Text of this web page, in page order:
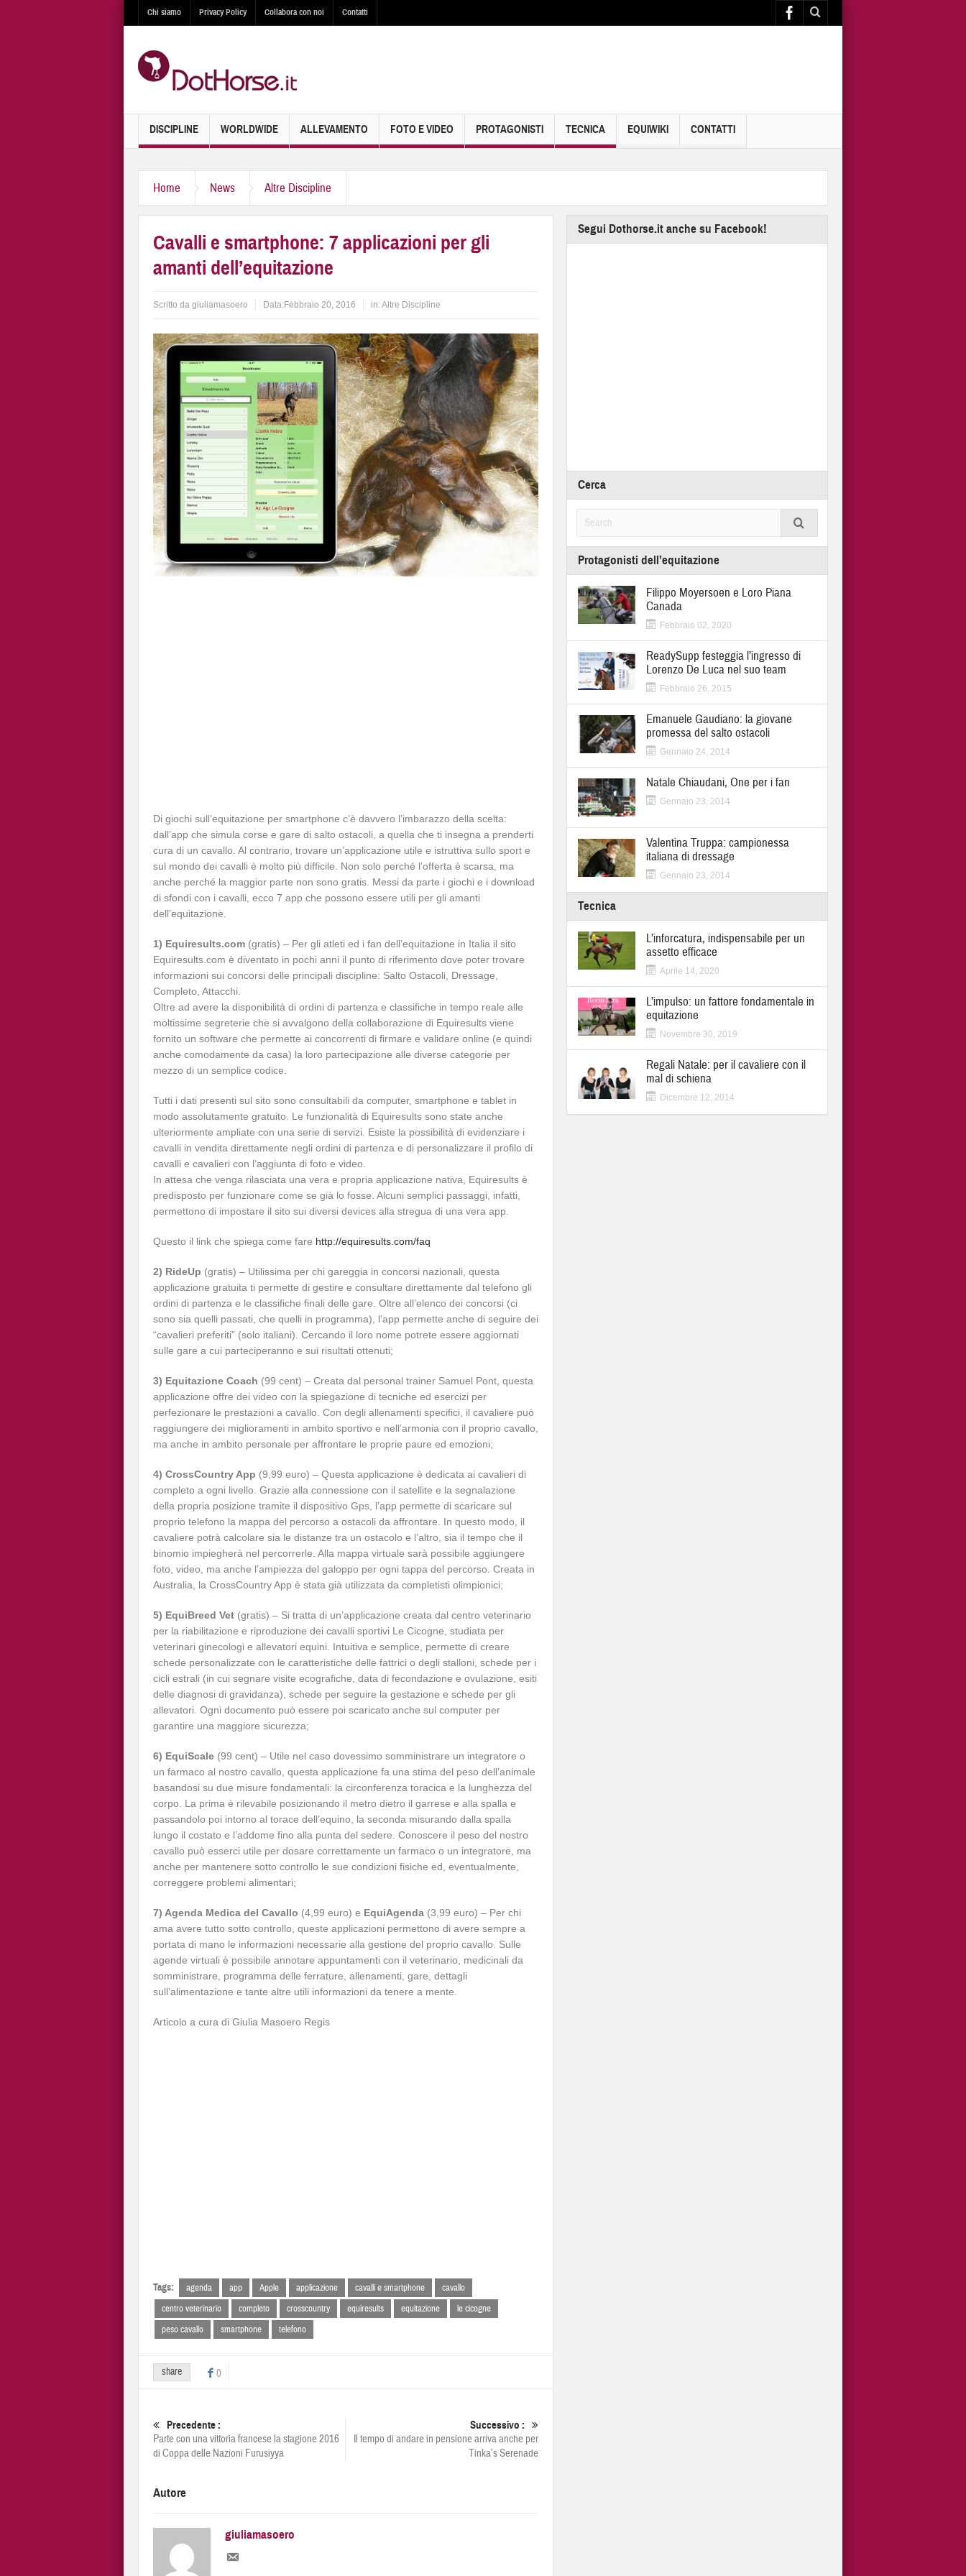
Chi siamo Privacy Policy Collabora con noi Contatti
DISCIPLINE WORLDWIDE ALLEVAMENTO FOTO E VIDEO PROTAGONISTI TECNICA EQUIWIKI CONTATTI
Home News Altre Discipline
Cavalli e smartphone: 7 applicazioni per gli
amanti dell’equitazione
Scritto da giuliamasoero Data:Febbraio 20, 2016 in:Altre Discipline
Di giochi sull’equitazione per smartphone c’è davvero l’imbarazzo della scelta:
dall’app che simula corse e gare di salto ostacoli, a quella che ti insegna a prenderti
cura di un cavallo. Al contrario, trovare un’applicazione utile e istruttiva sullo sport e
sul mondo dei cavalli è molto più difficile. Non solo perché l’offerta è scarsa, ma
anche perché la maggior parte non sono gratis. Messi da parte i giochi e i download
di sfondi con i cavalli, ecco 7 app che possono essere utili per gli amanti
dell’equitazione.
1) Equiresults.com (gratis) – Per gli atleti ed i fan dell’equitazione in Italia il sito
Equiresults.com è diventato in pochi anni il punto di riferimento dove poter trovare
informazioni sui concorsi delle principali discipline: Salto Ostacoli, Dressage,
Completo, Attacchi.
Oltre ad avere la disponibilità di ordini di partenza e classifiche in tempo reale alle
moltissime segreterie che si avvalgono della collaborazione di Equiresults viene
fornito un software che permette ai concorrenti di firmare e validare online (e quindi
anche comodamente da casa) la loro partecipazione alle diverse categorie per
mezzo di un semplice codice.
Tutti i dati presenti sul sito sono consultabili da computer, smartphone e tablet in
modo assolutamente gratuito. Le funzionalità di Equiresults sono state anche
ulteriormente ampliate con una serie di servizi. Esiste la possibilità di evidenziare i
cavalli in vendita direttamente negli ordini di partenza e di personalizzare il profilo di
cavalli e cavalieri con l’aggiunta di foto e video.
In attesa che venga rilasciata una vera e propria applicazione nativa, Equiresults è
predisposto per funzionare come se già lo fosse. Alcuni semplici passaggi, infatti,
permettono di impostare il sito sui diversi devices alla stregua di una vera app.
Questo il link che spiega come fare http://equiresults.com/faq
2) RideUp (gratis) – Utilissima per chi gareggia in concorsi nazionali, questa
applicazione gratuita ti permette di gestire e consultare direttamente dal telefono gli
ordini di partenza e le classifiche finali delle gare. Oltre all’elenco dei concorsi (ci
sono sia quelli passati, che quelli in programma), l’app permette anche di seguire dei
“cavalieri preferiti” (solo italiani). Cercando il loro nome potrete essere aggiornati
sulle gare a cui parteciperanno e sui risultati ottenuti;
3) Equitazione Coach (99 cent) – Creata dal personal trainer Samuel Pont, questa
applicazione offre dei video con la spiegazione di tecniche ed esercizi per
perfezionare le prestazioni a cavallo. Con degli allenamenti specifici, il cavaliere può
raggiungere dei miglioramenti in ambito sportivo e nell’armonia con il proprio cavallo,
ma anche in ambito personale per affrontare le proprie paure ed emozioni;
4) CrossCountry App (9,99 euro) – Questa applicazione è dedicata ai cavalieri di
completo a ogni livello. Grazie alla connessione con il satellite e la segnalazione
della propria posizione tramite il dispositivo Gps, l’app permette di scaricare sul
proprio telefono la mappa del percorso a ostacoli da affrontare. In questo modo, il
cavaliere potrà calcolare sia le distanze tra un ostacolo e l’altro, sia il tempo che il
binomio impiegherà nel percorrerle. Alla mappa virtuale sarà possibile aggiungere
foto, video, ma anche l’ampiezza del galoppo per ogni tappa del percorso. Creata in
Australia, la CrossCountry App è stata già utilizzata da completisti olimpionici;
5) EquiBreed Vet (gratis) – Si tratta di un’applicazione creata dal centro veterinario
per la riabilitazione e riproduzione dei cavalli sportivi Le Cicogne, studiata per
veterinari ginecologi e allevatori equini. Intuitiva e semplice, permette di creare
schede personalizzate con le caratteristiche delle fattrici o degli stalloni, schede per i
cicli estrali (in cui segnare visite ecografiche, data di fecondazione e ovulazione, esiti
delle diagnosi di gravidanza), schede per seguire la gestazione e schede per gli
allevatori. Ogni documento può essere poi scaricato anche sul computer per
garantire una maggiore sicurezza;
6) EquiScale (99 cent) – Utile nel caso dovessimo somministrare un integratore o
un farmaco al nostro cavallo, questa applicazione fa una stima del peso dell’animale
basandosi su due misure fondamentali: la circonferenza toracica e la lunghezza del
corpo. La prima è rilevabile posizionando il metro dietro il garrese e alla spalla e
passandolo poi intorno al torace dell’equino, la seconda misurando dalla spalla
lungo il costato e l’addome fino alla punta del sedere. Conoscere il peso del nostro
cavallo può esserci utile per dosare correttamente un farmaco o un integratore, ma
anche per mantenere sotto controllo le sue condizioni fisiche ed, eventualmente,
correggere problemi alimentari;
7) Agenda Medica del Cavallo (4,99 euro) e EquiAgenda (3,99 euro) – Per chi
ama avere tutto sotto controllo, queste applicazioni permettono di avere sempre a
portata di mano le informazioni necessarie alla gestione del proprio cavallo. Sulle
agende virtuali è possibile annotare appuntamenti con il veterinario, medicinali da
somministrare, programma delle ferrature, allenamenti, gare, dettagli
sull’alimentazione e tante altre utili informazioni da tenere a mente.
Articolo a cura di Giulia Masoero Regis
Tags: agenda app Apple applicazione cavalli e smartphone
cavallo
centro veterinario
completo crosscountry equiresults equitazione
le cicogne
peso cavallo
smartphone telefono
share 0
Precedente :
Parte con una vittoria francese la stagione 2016
di Coppa delle Nazioni Furusiyya
Successivo :
Il tempo di andare in pensione arriva anche per
Tinka’s Serenade
Autore
giuliamasoero
Segui Dothorse.it anche su Facebook!
Cerca
Protagonisti dell’equitazione
Filippo Moyersoen e Loro Piana
Canada
Febbraio 02, 2020
ReadySupp festeggia l’ingresso di
Lorenzo De Luca nel suo team
Febbraio 26, 2015
Emanuele Gaudiano: la giovane
promessa del salto ostacoli
Gennaio 24, 2014
Natale Chiaudani, One per i fan
Gennaio 23, 2014
Valentina Truppa: campionessa
italiana di dressage
Gennaio 23, 2014
Tecnica
L’inforcatura, indispensabile per un
assetto efficace
Aprile 14, 2020
L’impulso: un fattore fondamentale in
equitazione
Novembre 30, 2019
Regali Natale: per il cavaliere con il
mal di schiena
Dicembre 12, 2014